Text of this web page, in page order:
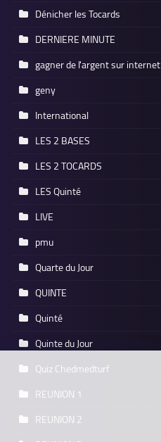
Dénicher les Tocards
DERNIERE MINUTE
gagner de l'argent sur internet
geny
International
LES 2 BASES
LES 2 TOCARDS
LES Quinté
LIVE
pmu
Quarte du Jour
QUINTE
Quinté
Quinte du Jour
Quiz Chedmedturf
REUNION 1
REUNION 2